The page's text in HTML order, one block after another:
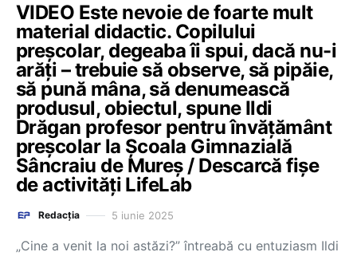
VIDEO Este nevoie de foarte mult
material didactic. Copilului
preșcolar, degeaba îi spui, dacă nu-i
arăți – trebuie să observe, să pipăie,
să pună mâna, să denumească
produsul, obiectul, spune Ildi
Drăgan profesor pentru învățământ
preșcolar la Școala Gimnazială
Sâncraiu de Mureș / Descarcă fișe
de activități LifeLab
Redacția 5 iunie 2025
„Cine a venit la noi astăzi?” întreabă cu entuziasm Ildi